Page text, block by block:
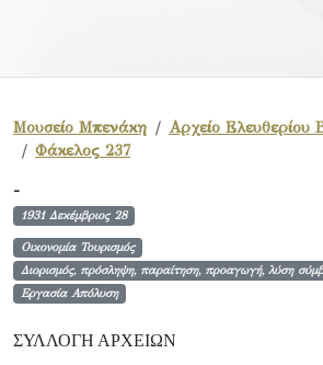
Μουσείο Μπενάκη
Αρχείο Ελευθερίου
Φάκελος 237
-
1931 Δεκέμβριος 28
Οικονομία Τουρισμός
Διορισμός, πρόσληψη, παραίτηση, προαγωγή, λύση
Εργασία Απόλυση
ΣΥΛΛΟΓΉ ΑΡΧΕΊΩΝ